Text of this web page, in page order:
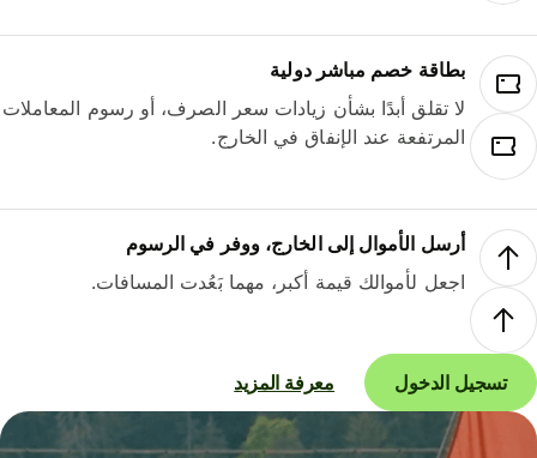
بطاقة خصم مباشر دولية
لا تقلق أبدًا بشأن زيادات سعر الصرف، أو رسوم المعاملات
المرتفعة عند الإنفاق في الخارج.
أرسل الأموال إلى الخارج، ووفر في الرسوم
اجعل لأموالك قيمة أكبر، مهما بَعُدت المسافات.
تسجيل الدخول معرفة المزيد